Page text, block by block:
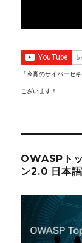
「今宵のサイバーセ
ございます！
OWASPト
ン2.0 日本